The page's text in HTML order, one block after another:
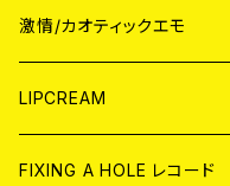
JAPAN
CD
ANALOG
WORLD
CD
激情/カオティックエモ
JAPAN
CD
WORLD
LIPCREAM
CD
FIXING A HOLE レコード